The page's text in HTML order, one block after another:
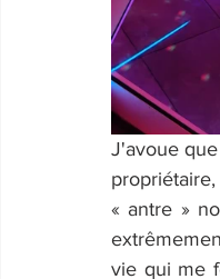
J'avoue
« antre »
vie qui me